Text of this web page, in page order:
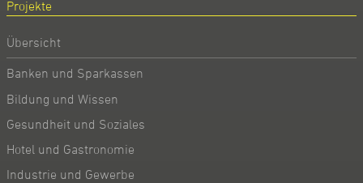
Projekte
Übersicht
Banken und Sparkassen
Bildung und Wissen
Gesundheit und Soziales
Hotel und Gastronomie
Industrie und Gewerbe